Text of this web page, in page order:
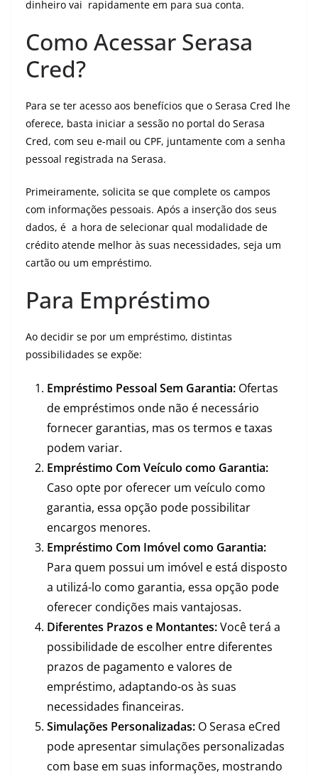
dinheiro vai rapidamente em para sua conta.
Como Acessar Serasa
Cred?
Para se ter acesso aos benefícios que o Serasa Cred lhe
oferece, basta iniciar a sessão no portal do Serasa
Cred, com seu e-mail ou CPF, juntamente com a senha
pessoal registrada na Serasa.
Primeiramente, solicita se que complete os campos
com informações pessoais. Após a inserção dos seus
dados, é a hora de selecionar qual modalidade de
crédito atende melhor às suas necessidades, seja um
cartão ou um empréstimo.
Para Empréstimo
Ao decidir se por um empréstimo, distintas
possibilidades se expõe:
Empréstimo Pessoal Sem Garantia: Ofertas
de empréstimos onde não é necessário
fornecer garantias, mas os termos e taxas
podem variar.
Empréstimo Com Veículo como Garantia:
Caso opte por oferecer um veículo como
garantia, essa opção pode possibilitar
encargos menores.
Empréstimo Com Imóvel como Garantia:
Para quem possui um imóvel e está disposto
a utilizá-lo como garantia, essa opção pode
oferecer condições mais vantajosas.
Diferentes Prazos e Montantes:Você terá a
possibilidade de escolher entre diferentes
prazos de pagamento e valores de
empréstimo, adaptando-os às suas
necessidades financeiras.
Simulações Personalizadas: O Serasa eCred
pode apresentar simulações personalizadas
com base em suas informações, mostrando